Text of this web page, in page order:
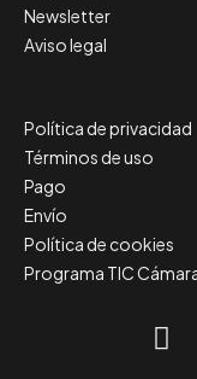
Newsletter
Aviso legal
Política de privacidad
Términos de uso
Pago
Envío
Política de cookies
Programa TIC